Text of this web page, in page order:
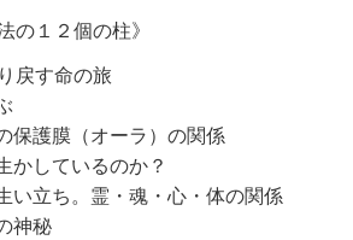
の１２個の柱》
戻す命の旅
保護膜（オーラ）の関係
かしているのか？
い立ち。霊・魂・心・体の関係
神秘